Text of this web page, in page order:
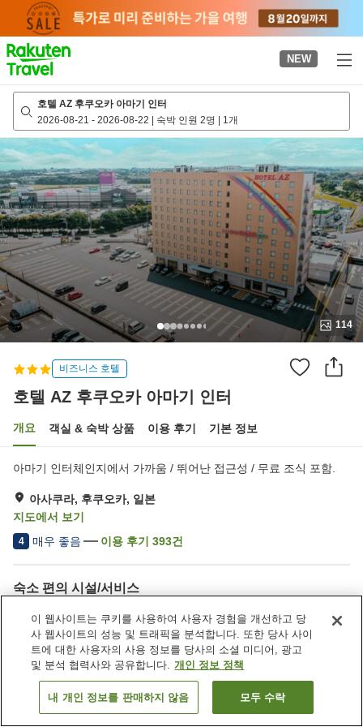
page
NEW
호텔 AZ 후쿠오카 아마기 인터
2026-08-21 - 2026-08-22 | 숙박 인원 2명 | 1개
114
비즈니스 호텔
호텔 AZ 후쿠오카 아마기 인터
개요 객실 & 숙박 상품 이용 후기 기본 정보
아마기 인터체인지에서 가까움 / 뛰어난 접근성 / 무료 조식 포함.
아사쿠라, 후쿠오카, 일본
지도에서 보기
4 매우 좋음 이용 후기 393건
숙소 편의 시설/서비스
주차장
레스토랑
자동판매기
상점
일본 후쿠오카 아사쿠라 호텔 AZ 후쿠오카 아마기 인터
객실 보기
이 웹사이트는 쿠키를 사용하여 사용자 경험을 개선하고 당
사 웹사이트의 성능 및 트래픽을 분석합니다. 또한 당사 사이
트에 대한 사용자의 사용 정보를 당사의 소셜 미디어, 광고
및 분석 협력사와 공유합니다. 개인 정보 정책
내 개인 정보를 판매하지 않음 모두 수락